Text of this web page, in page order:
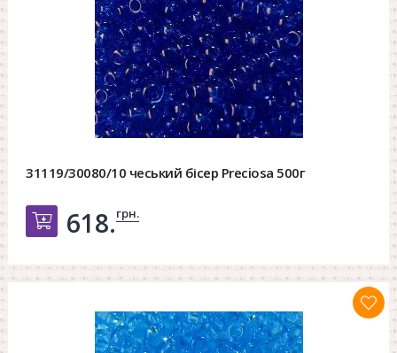
31119/30080/10 чеський бісер Preciosa 500г
Добавить в корзину
618.грн.